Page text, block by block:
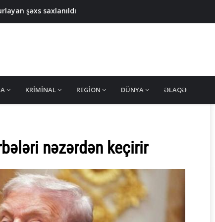
şəxs saxlanıldı
həbsə düşdü – GƏNCƏDƏKİ HADİSƏNİN TƏFƏRRÜATI
SAXLANILDI - 3 nəfərdə silah aşkarlandı
şəxs saxlanıldı
KRIMINAL REGION DÜNYA ƏLAQƏ
nəzərdən keçirir